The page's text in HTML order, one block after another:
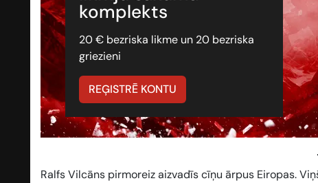
komplekts
20 € bezriska likme un 20 bezriska
griezieni
REĢISTRĒ KONTU
Ralfs Vilcāns pirmoreiz aizvadīs cīņu ārpus Eiropas.